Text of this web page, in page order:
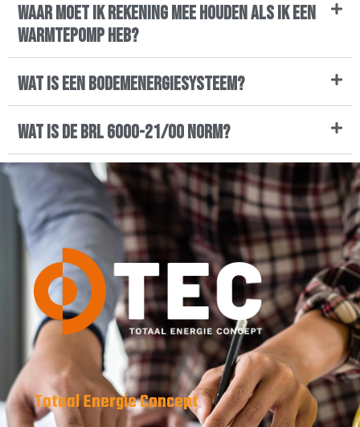
Waar moet ik rekening mee houden als ik een
warmtepomp heb?
Wat is een bodemenergiesysteem?
Wat is de BRL 6000-21/00 norm?
Totaal Energie Concept